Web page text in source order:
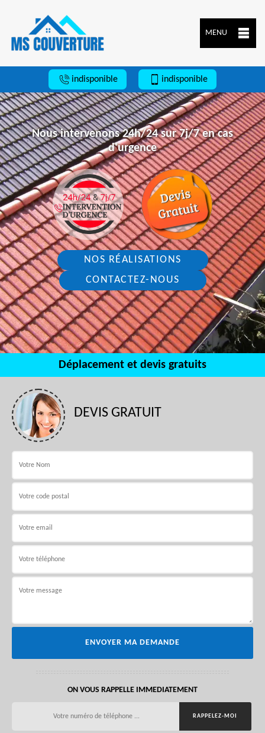
MENU
indisponible indisponible
Nous intervenons 24h/24 sur 7j/7 en cas
d'urgence
NOS RÉALISATIONS
CONTACTEZ-NOUS
Déplacement et devis gratuits
DEVIS GRATUIT
ON VOUS RAPPELLE IMMEDIATEMENT